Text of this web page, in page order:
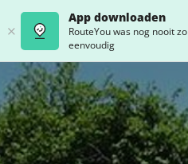
App downloaden
RouteYou was nog nooit zo
eenvoudig